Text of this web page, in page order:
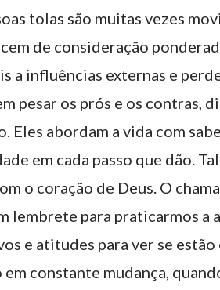
tolas são muitas vezes
de consideração
a influências externas e
pesar os prós e os contras,
Eles abordam a vida com
em cada passo que dão.
o coração de Deus. O
lembrete para praticarmos a
e atitudes para ver se
em constante mudança,